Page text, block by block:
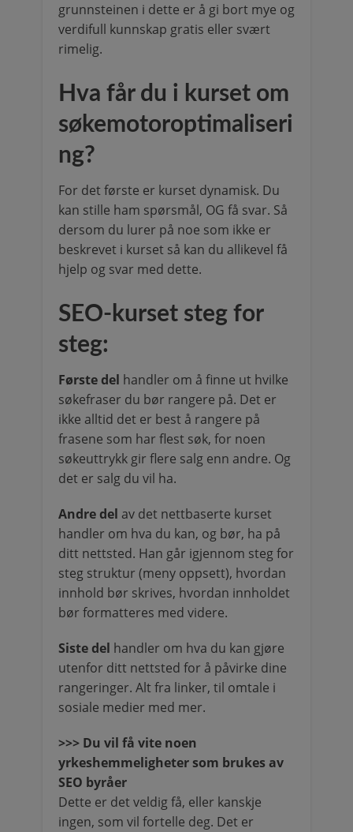
grunnsteinen i dette er å gi bort mye og
verdifull kunnskap gratis eller svært
rimelig.
Hva får du i kurset om
søkemotoroptimaliseri
ng?
For det første er kurset dynamisk. Du
kan stille ham spørsmål, OG få svar. Så
dersom du lurer på noe som ikke er
beskrevet i kurset så kan du allikevel få
hjelp og svar med dette.
SEO-kurset steg for
steg:
Første del handler om å finne ut hvilke
søkefraser du bør rangere på. Det er
ikke alltid det er best å rangere på
frasene som har flest søk, for noen
søkeuttrykk gir flere salg enn andre. Og
det er salg du vil ha.
Andre del av det nettbaserte kurset
handler om hva du kan, og bør, ha på
ditt nettsted. Han går igjennom steg for
steg struktur (meny oppsett), hvordan
innhold bør skrives, hvordan innholdet
bør formatteres med videre.
Siste del handler om hva du kan gjøre
utenfor ditt nettsted for å påvirke dine
rangeringer. Alt fra linker, til omtale i
sosiale medier med mer.
>>> Du vil få vite noen
yrkeshemmeligheter som brukes av
SEO byråer
Dette er det veldig få, eller kanskje
ingen, som vil fortelle deg. Det er